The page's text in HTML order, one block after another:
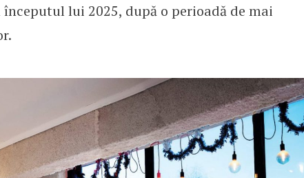
lui 2025, după o perioadă de mai